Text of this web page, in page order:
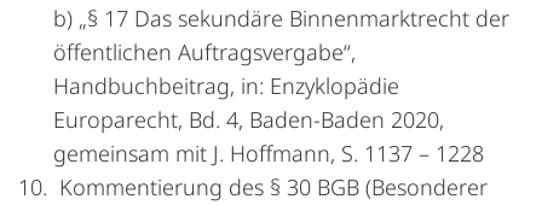
b) „§ 17 Das sekundäre Binnenmarktrecht der
öffentlichen Auftragsvergabe“,
Handbuchbeitrag, in: Enzyklopädie
Europarecht, Bd. 4, Baden-Baden 2020,
gemeinsam mit J. Hoffmann, S. 1137 – 1228
Kommentierung des § 30 BGB (Besonderer